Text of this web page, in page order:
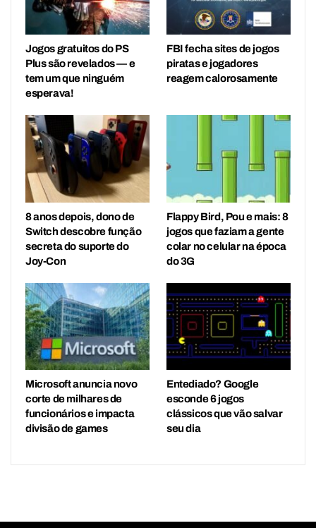
Jogos gratuitos do PS
Plus são revelados — e
tem um que ninguém
esperava!
FBI fecha sites de jogos
piratas e jogadores
reagem calorosamente
8 anos depois, dono de
Switch descobre função
secreta do suporte do
Joy-Con
Flappy Bird, Pou e mais: 8
jogos que faziam a gente
colar no celular na época
do 3G
Microsoft anuncia novo
corte de milhares de
funcionários e impacta
divisão de games
Entediado? Google
esconde 6 jogos
clássicos que vão salvar
seu dia